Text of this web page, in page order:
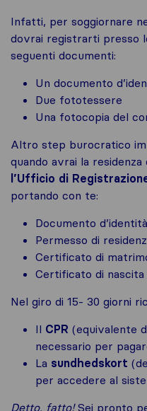
Infatti, per soggiornare
dovrai registrarti presso
seguenti documenti:
Un documento
Due fototessere
Una fotocopia del
Altro step burocratico
quando avrai la residenza
l’Ufficio di
portando con te:
Documento d’identità
Permesso di
Certificato di
Certificato di
Nel giro di 15- 30 giorni
Il CPR (equivalente
necessario per
La sundhedskort
per accedere al
Detto, fatto!Sei pronto